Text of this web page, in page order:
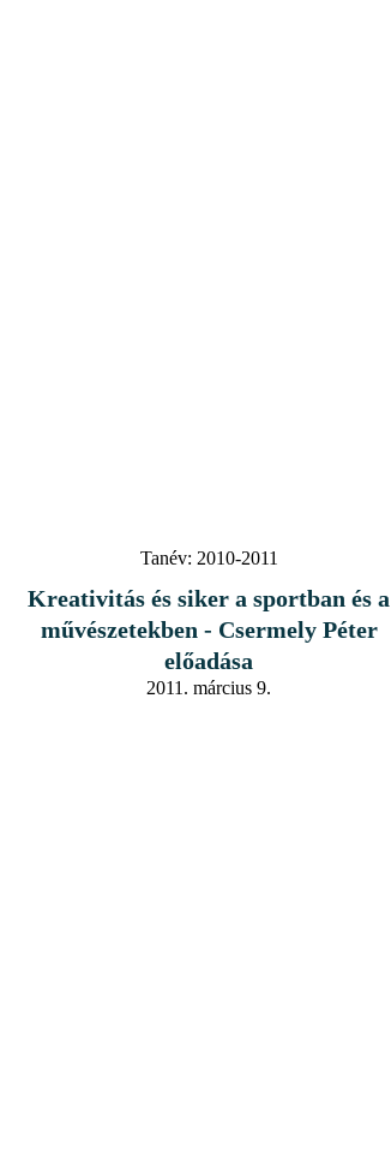
Tanév: 2010-2011
Kreativitás és siker a sportban és a
művészetekben - Csermely Péter
előadása
2011. március 9.